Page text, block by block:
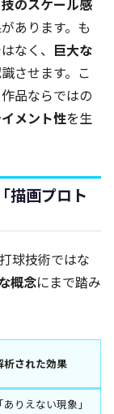
のスケール感
あります。も
なく、 巨大な
させます。こ
品ならではの
メント性を生
描画プロト
球技術ではな
概念にまで踏み
析された効果
「ありえない現象」